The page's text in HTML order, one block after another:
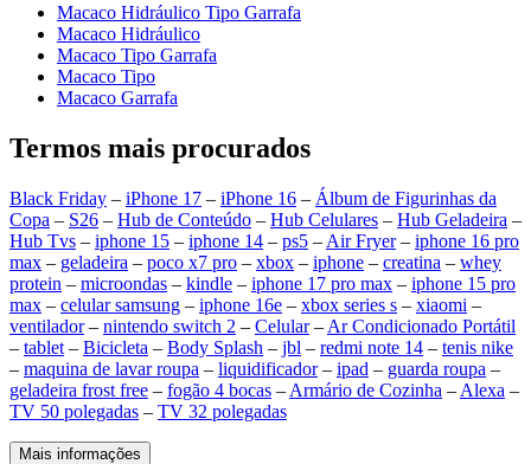
Macaco Hidráulico Tipo Garrafa
Macaco Hidráulico
Macaco Tipo Garrafa
Macaco Tipo
Macaco Garrafa
Termos mais procurados
Black Friday – iPhone 17 – iPhone 16 – Álbum de Figurinhas da
Copa – S26 – Hub de Conteúdo – Hub Celulares – Hub Geladeira –
Hub Tvs – iphone 15 – iphone 14 – ps5 – Air Fryer– iphone 16 pro
max – geladeira – poco x7 pro – xbox – iphone – creatina – whey
protein – microondas – kindle – iphone 17 pro max – iphone 15 pro
max – celular samsung – iphone 16e – xbox series s – xiaomi –
ventilador– nintendo switch 2 – Celular– Ar Condicionado Portátil
– tablet – Bicicleta – Body Splash – jbl – redmi note 14 – tenis nike
– maquina de lavar roupa – liquidificador– ipad – guarda roupa –
geladeira frost free – fogão 4 bocas – Armário de Cozinha – Alexa –
TV 50 polegadas – TV 32 polegadas
Mais informações